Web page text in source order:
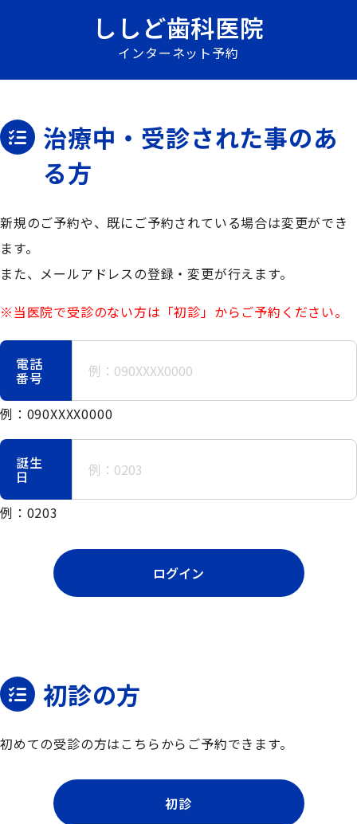
ししど歯科医院
インターネット予約
治療中・受診された事のあ
る方
新規のご予約や、既にご予約されている場合は変更ができ
ます。
また、メールアドレスの登録・変更が行えます。
※当医院で受診のない方は「初診」からご予約ください。
電話
番号
例：090XXXX0000
誕生
日
例：0203
ログイン
初診の方
初めての受診の方はこちらからご予約できます。
初診